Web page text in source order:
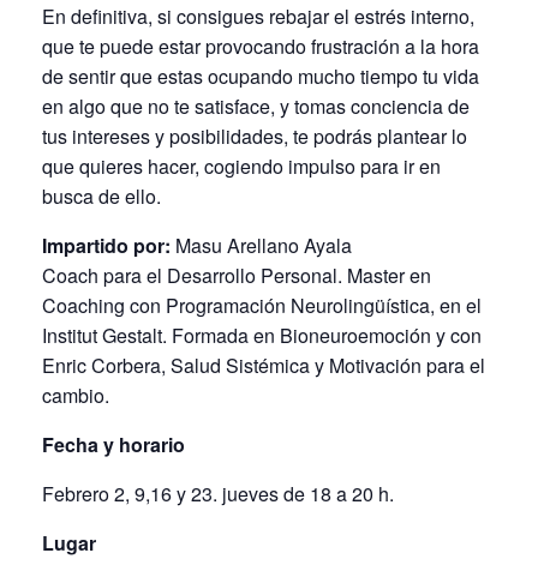
En definitiva, si consigues rebajar el estrés interno,
que te puede estar provocando frustración a la hora
de sentir que estas ocupando mucho tiempo tu vida
en algo que no te satisface, y tomas conciencia de
tus intereses y posibilidades, te podrás plantear lo
que quieres hacer, cogiendo impulso para ir en
busca de ello.
Impartido por: Masu Arellano Ayala
Coach para el Desarrollo Personal. Master en
Coaching con Programación Neurolingüística, en el
Institut Gestalt. Formada en Bioneuroemoción y con
Enric Corbera, Salud Sistémica y Motivación para el
cambio.
Fecha y horario
Febrero 2, 9,16 y 23. jueves de 18 a 20 h.
Lugar